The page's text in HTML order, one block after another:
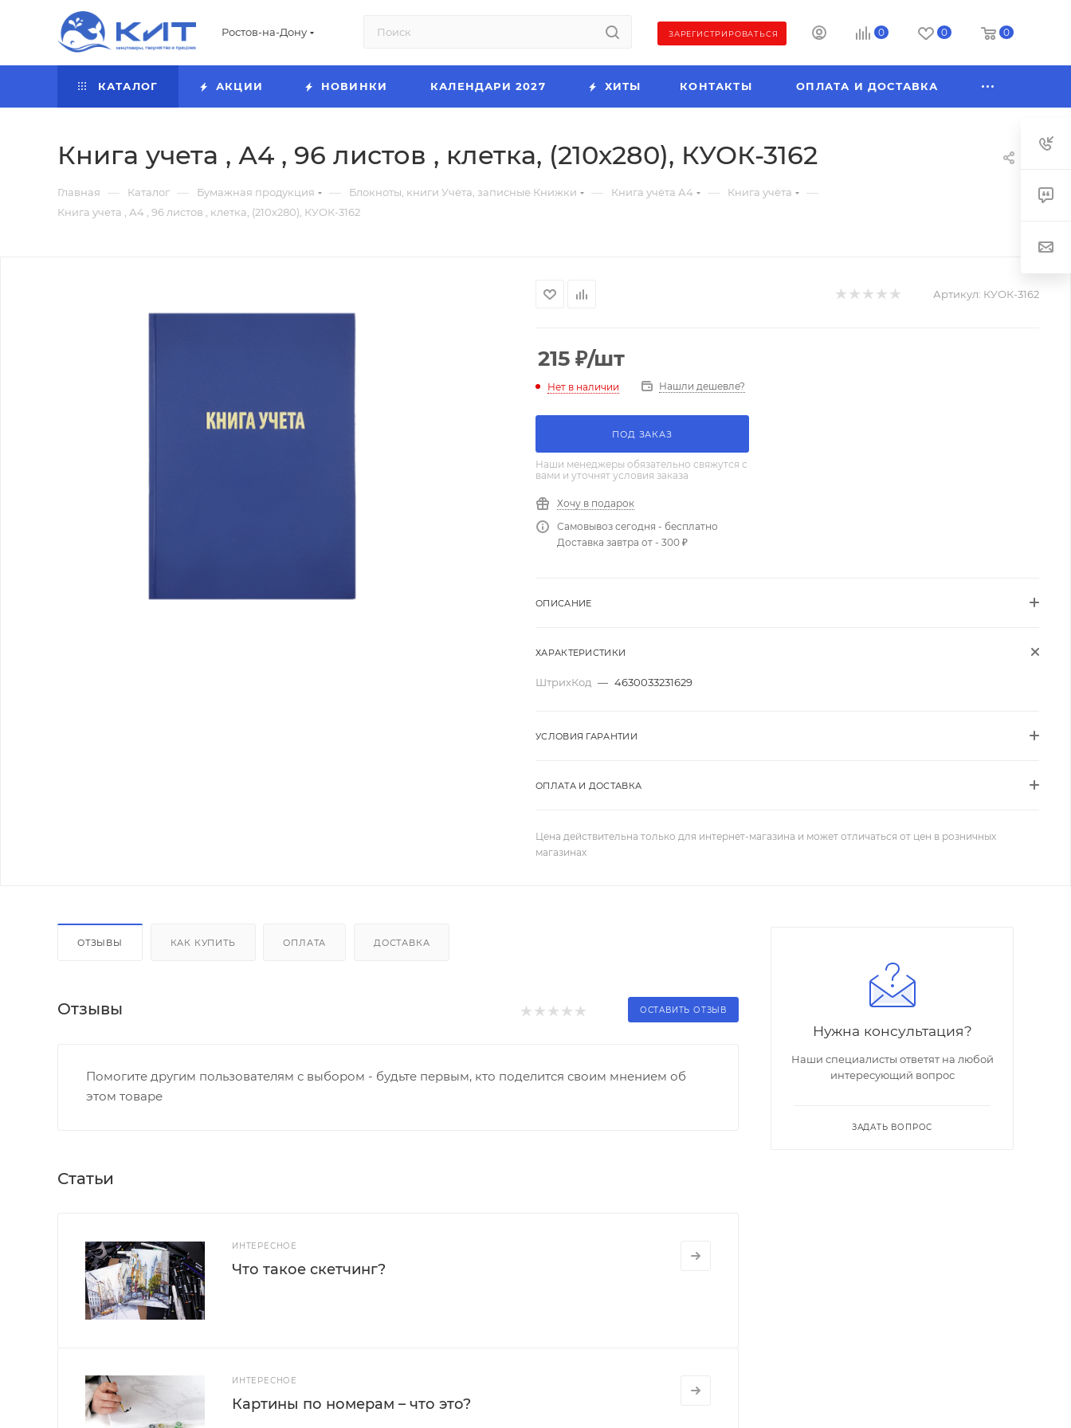
Ростов-на-Дону ЗАРЕГИСТРИРОВАТЬСЯ 0 0 0
КАТАЛОГ АКЦИИ НОВИНКИ КАЛЕНДАРИ 2027 ХИТЫ КОНТАКТЫ ОПЛАТА И ДОСТАВКА
Книга учета , А4 , 96 листов , клетка, (210х280), КУОК-3162
Главная — Каталог — Бумажная продукция — Блокноты, книги Учёта, записные Книжки — Книга учёта А4 — Книга учёта —
Книга учета , А4 , 96 листов , клетка, (210х280), КУОК-3162
Артикул: КУОК-3162
215 ₽/шт
Нет в наличии Нашли дешевле?
ПОД ЗАКАЗ
Наши менеджеры обязательно свяжутся с
вами и уточнят условия заказа
Хочу в подарок
Самовывоз сегодня - бесплатно
Доставка завтра от - 300 ₽
ОПИСАНИЕ
ХАРАКТЕРИСТИКИ
ШтрихКод — 4630033231629
УСЛОВИЯ ГАРАНТИИ
ОПЛАТА И ДОСТАВКА
Цена действительна только для интернет-магазина и может отличаться от цен в розничных
магазинах
ОТЗЫВЫ КАК КУПИТЬ ОПЛАТА ДОСТАВКА
Отзывы ОСТАВИТЬ ОТЗЫВ
Помогите другим пользователям с выбором - будьте первым, кто поделится своим мнением об
этом товаре
Статьи
ИНТЕРЕСНОЕ
Что такое скетчинг?
ИНТЕРЕСНОЕ
Картины по номерам – что это?
Нужна консультация?
Наши специалисты ответят на любой
интересующий вопрос
ЗАДАТЬ ВОПРОС